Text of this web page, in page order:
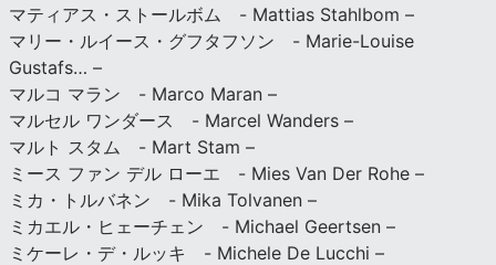
マティアス・ストールボム - Mattias Stahlbom –
マリー・ルイース・グフタフソン - Marie-Louise
Gustafs… –
マルコ マラン - Marco Maran –
マルセル ワンダース - Marcel Wanders –
マルト スタム - Mart Stam –
ミース ファン デル ローエ - Mies Van Der Rohe –
ミカ・トルバネン - Mika Tolvanen –
ミカエル・ヒェーチェン - Michael Geertsen –
ミケーレ・デ・ルッキ - Michele De Lucchi –